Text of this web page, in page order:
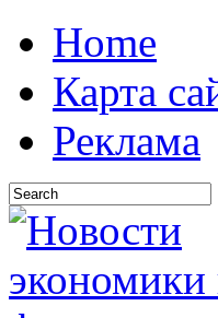
Home
Карта
Реклама